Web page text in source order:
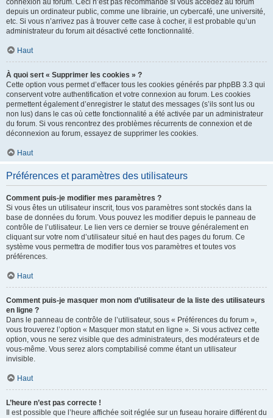
connexion au forum. Ceci n’est pas recommandé si vous accédez au forum
depuis un ordinateur public, comme une librairie, un cybercafé, une université,
etc. Si vous n’arrivez pas à trouver cette case à cocher, il est probable qu’un
administrateur du forum ait désactivé cette fonctionnalité.
Haut
À quoi sert « Supprimer les cookies » ?
Cette option vous permet d’effacer tous les cookies générés par phpBB 3.3 qui
conservent votre authentification et votre connexion au forum. Les cookies
permettent également d’enregistrer le statut des messages (s’ils sont lus ou
non lus) dans le cas où cette fonctionnalité a été activée par un administrateur
du forum. Si vous rencontrez des problèmes récurrents de connexion et de
déconnexion au forum, essayez de supprimer les cookies.
Haut
Préférences et paramètres des utilisateurs
Comment puis-je modifier mes paramètres ?
Si vous êtes un utilisateur inscrit, tous vos paramètres sont stockés dans la
base de données du forum. Vous pouvez les modifier depuis le panneau de
contrôle de l’utilisateur. Le lien vers ce dernier se trouve généralement en
cliquant sur votre nom d’utilisateur situé en haut des pages du forum. Ce
système vous permettra de modifier tous vos paramètres et toutes vos
préférences.
Haut
Comment puis-je masquer mon nom d’utilisateur de la liste des utilisateurs
en ligne ?
Dans le panneau de contrôle de l’utilisateur, sous « Préférences du forum »,
vous trouverez l’option « Masquer mon statut en ligne ». Si vous activez cette
option, vous ne serez visible que des administrateurs, des modérateurs et de
vous-même. Vous serez alors comptabilisé comme étant un utilisateur
invisible.
Haut
L’heure n’est pas correcte !
Il est possible que l’heure affichée soit réglée sur un fuseau horaire différent du